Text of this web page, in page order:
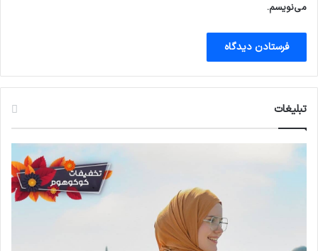
می‌نویسم.
تبلیغات